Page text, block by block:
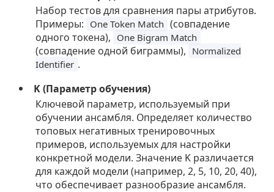
Набор тестов для сравнения пары атрибутов.
Примеры: One Token Match (совпадение
одного токена), One Bigram Match
(совпадение одной биграммы), Normalized
Identifier .
K (Параметр обучения)
Ключевой параметр, используемый при
обучении ансамбля. Определяет количество
топовых негативных тренировочных
примеров, используемых для настройки
конкретной модели. Значение K различается
для каждой модели (например, 2, 5, 10, 20, 40),
что обеспечивает разнообразие ансамбля.